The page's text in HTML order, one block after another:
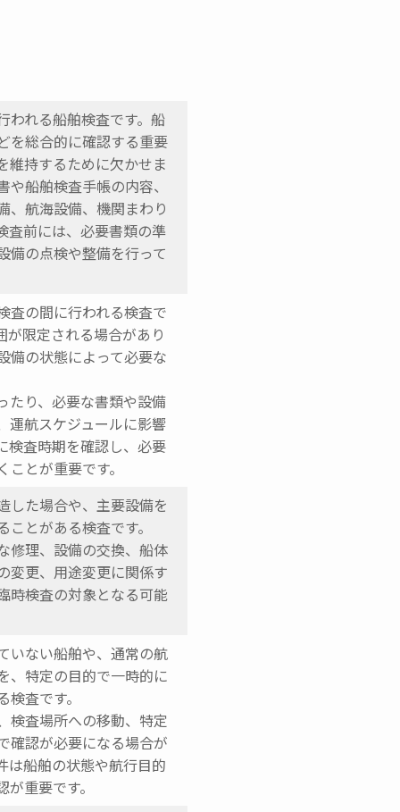
われる船舶検査です。船
を総合的に確認する重要
維持するために欠かせま
船舶検査手帳の内容、
、航海設備、機関まわり
査前には、必要書類の準
備の点検や整備を行って
査の間に行われる検査で
が限定される場合があり
備の状態によって必要な
たり、必要な書類や設備
運航スケジュールに影響
検査時期を確認し、必要
とが重要です。
した場合や、主要設備を
とがある検査です。
修理、設備の交換、船体
変更、用途変更に関係す
時検査の対象となる可能
いない船舶や、通常の航
、特定の目的で一時的に
査です。
検査場所への移動、特定
確認が必要になる場合が
は船舶の状態や航行目的
重要です。